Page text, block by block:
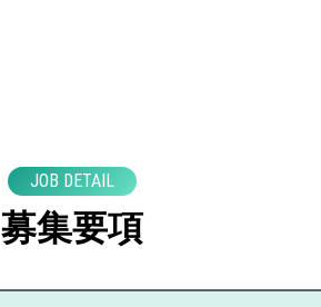
JOB DETAIL
募集要項